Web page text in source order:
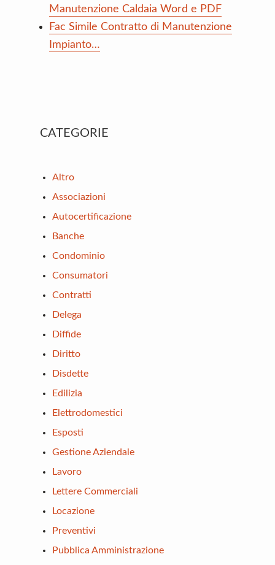
Manutenzione Caldaia Word e PDF
Fac Simile Contratto di Manutenzione
Impianto…
Primary
CATEGORIE
Altro
Associazioni
Autocertificazione
Banche
Condominio
Consumatori
Contratti
Delega
Diffide
Diritto
Disdette
Edilizia
Elettrodomestici
Esposti
Gestione Aziendale
Lavoro
Lettere Commerciali
Locazione
Preventivi
Pubblica Amministrazione